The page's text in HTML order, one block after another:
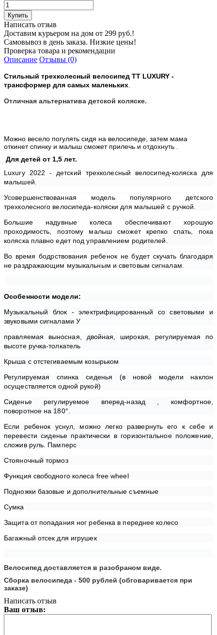
Написать отзыв
Доставим курьером на дом от 299 руб.!
Самовывоз в день заказа. Низкие цены!
Проверка товара и рекомендации
Описание Отзывы (0)
Стильный трехколесный велосипед TT LUXURY -
трансформер для самых маленьких
Отличная альтернатива детской коляске.
Можно весело погулять сидя на велосипеде, затем мама
откинет спинку и малыш сможет прилечь и отдохнуть .
Для детей от 1,5 лет.
Luxury 2022 - детский трехколесный велосипед-коляска для
малышей.
Усовершенствованная модель популярного детского
трехколесного велосипеда-коляски для малышей с ручкой.
Большие надувные колеса обеспечивают хорошую
проходимость, поэтому малыш сможет крепко спать, пока
коляска плавно едет под управлением родителей.
Во время бодрствования ребенок не будет скучать благодаря
не раздражающим музыкальным и световым сигналам.
Особенности модели:
Музыкальный блок - электрифицированный со световыми и
звуковыми сигналами У
правляемая выносная, двойная, широкая, регулируемая по
высоте ручка-толкатель
Крыша с отстегиваемым козырьком
Регулируемая спинка сиденья (в новой модели наклон
осуществляется одной рукой)
Сиденье регулируемое вперед-назад , комфортное,
поворотное на 180°.
Если ребенок уснул, можно легко развернуть его к себе и
перевести сиденье практически в горизонтальное положение,
сложив руль. Памперс
Стояночный тормоз
Функция свободного колеса free wheel
Подножки базовые и дополнительные съемные
Сумка
Защита от попадания ног ребенка в переднее колесо
Багажный отсек для игрушек
Велосипед доставляется в разобраном виде.
Сборка велосипеда - 500 рублей (обговаривается при
заказе)
Написать отзыв
Ваш отзыв: